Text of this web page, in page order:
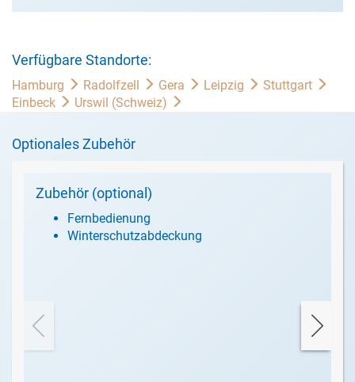
Verfügbare Standorte:
Hamburg Radolfzell Gera Leipzig
Stuttgart
Einbeck
Urswil (Schweiz)
Optionales Zubehör
Zubehör (optional)
Fernbedienung
Winterschutzabdeckung